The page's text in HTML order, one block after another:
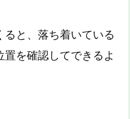
と、落ち着いている
を確認してできるよ